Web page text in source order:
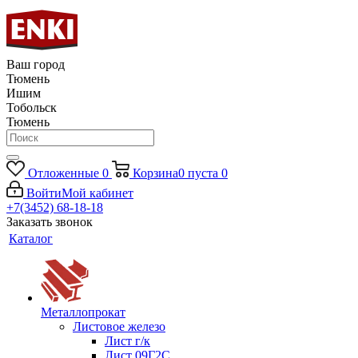
Ваш город
Тюмень
Ишим
Тобольск
Тюмень
Отложенные 0 Корзина0 пуста 0
ВойтиМой кабинет
+7(3452) 68-18-18
Заказать звонок
Каталог
Металлопрокат
Листовое железо
Лист г/к
Лист 09Г2С